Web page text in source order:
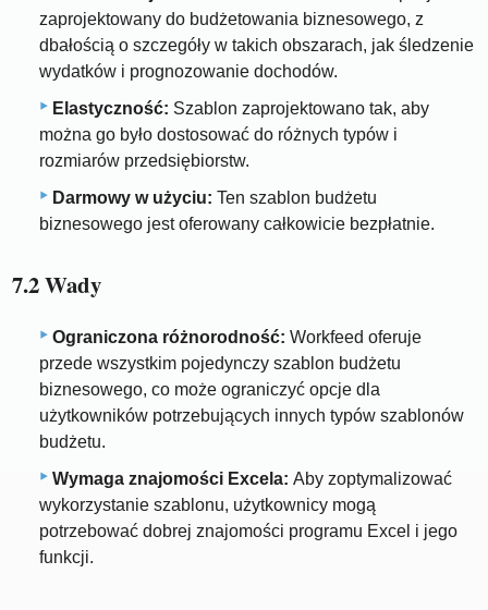
zaprojektowany do budżetowania biznesowego, z
dbałością o szczegóły w takich obszarach, jak śledzenie
wydatków i prognozowanie dochodów.
Elastyczność: Szablon zaprojektowano tak, aby
można go było dostosować do różnych typów i
rozmiarów przedsiębiorstw.
Darmowy w użyciu: Ten szablon budżetu
biznesowego jest oferowany całkowicie bezpłatnie.
7.2 Wady
Ograniczona różnorodność: Workfeed oferuje
przede wszystkim pojedynczy szablon budżetu
biznesowego, co może ograniczyć opcje dla
użytkowników potrzebujących innych typów szablonów
budżetu.
Wymaga znajomości Excela: Aby zoptymalizować
wykorzystanie szablonu, użytkownicy mogą
potrzebować dobrej znajomości programu Excel i jego
funkcji.